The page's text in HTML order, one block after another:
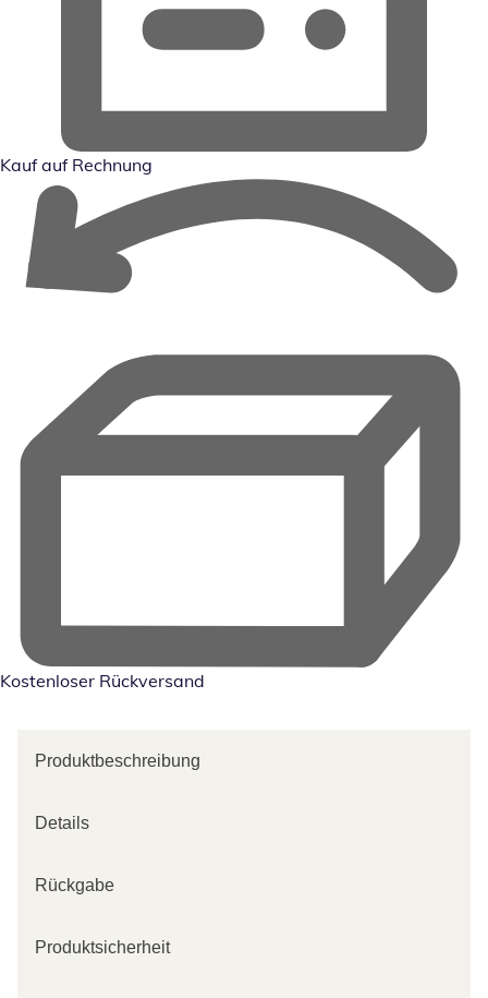
Kauf auf Rechnung
Kostenloser Rückversand
Produktbeschreibung
Details
Rückgabe
Produktsicherheit